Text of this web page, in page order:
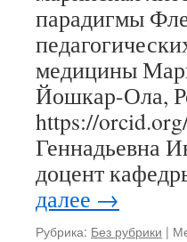
парадигмы
медицины
Йошкар-Ола,
https://
Геннадьевна
доцент
далее →
Рубрика: Без рубрики |